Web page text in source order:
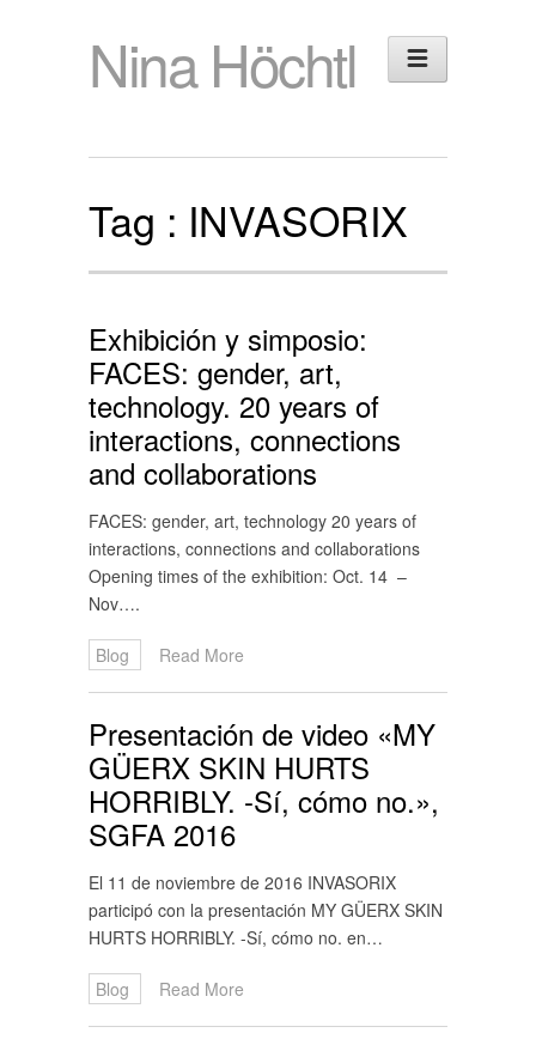
Nina Höchtl
Tag : INVASORIX
Exhibición y simposio:
FACES: gender, art,
technology. 20 years of
interactions, connections
and collaborations
FACES: gender, art, technology 20 years of
interactions, connections and collaborations
Opening times of the exhibition: Oct. 14 –
Nov….
Blog Read More
Presentación de video «MY
GÜERX SKIN HURTS
HORRIBLY. -Sí, cómo no.»,
SGFA 2016
El 11 de noviembre de 2016 INVASORIX
participó con la presentación MY GÜERX SKIN
HURTS HORRIBLY. -Sí, cómo no. en…
Blog Read More